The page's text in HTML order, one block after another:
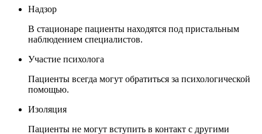
Надзор
В стационаре пациенты находятся под пристальным
наблюдением специалистов.
Участие психолога
Пациенты всегда могут обратиться за психологической
помощью.
Изоляция
Пациенты не могут вступить в контакт с другими